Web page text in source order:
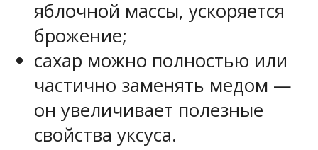
яблочной массы, ускоряется
брожение;
сахар можно полностью или
частично заменять медом —
он увеличивает полезные
свойства уксуса.